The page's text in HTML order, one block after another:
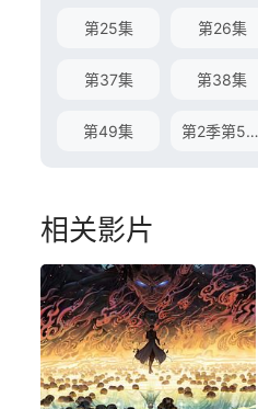
第25集 第26集
第37集 第38集
第49集 第2季第50集完结
相关影片